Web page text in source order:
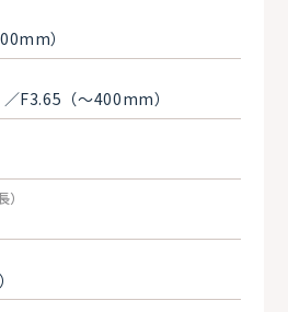
）
F3.65（～400mm）